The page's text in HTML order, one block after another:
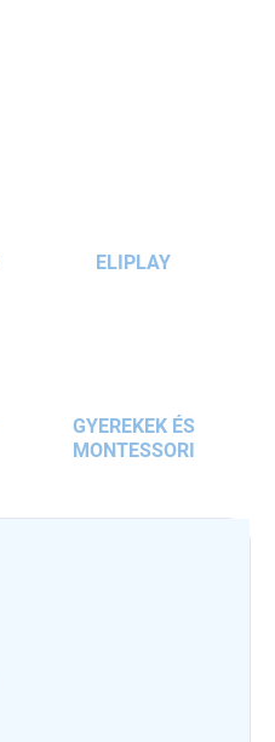
ELIPLAY
GYEREKEK ÉS
MONTESSORI